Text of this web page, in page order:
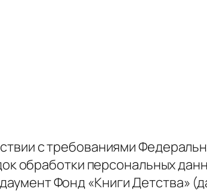
с требованиями
обработки персональных
Фонд «Книги Детства»